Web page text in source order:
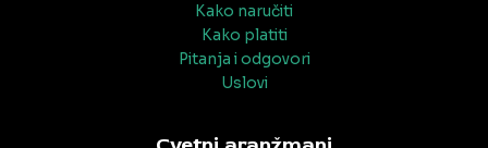
Kako naručiti
Kako platiti
Pitanja i odgovori
Uslovi